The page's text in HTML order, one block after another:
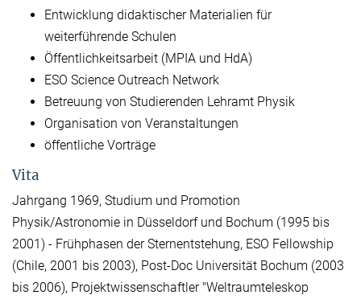
Entwicklung didaktischer Materialien für
weiterführende Schulen
Öffentlichkeitsarbeit (MPIA und HdA)
ESO Science Outreach Network
Betreuung von Studierenden Lehramt Physik
Organisation von Veranstaltungen
öffentliche Vorträge
Vita
Jahrgang 1969, Studium und Promotion
Physik/Astronomie in Düsseldorf und Bochum (1995 bis
2001) - Frühphasen der Sternentstehung, ESO Fellowship
(Chile, 2001 bis 2003), Post-Doc Universität Bochum (2003
bis 2006), Projektwissenschaftler "Weltraumteleskop